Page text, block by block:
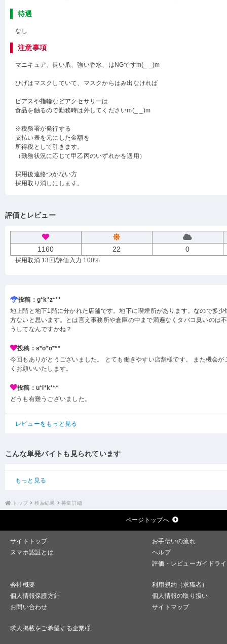
待遇
なし
注意事項
マニキュア、長い爪、強い香水、はNGですm(_ _)m
ひげはマスクしていて、マスクからはみ出なければ
ピアスや指輪などアクセサリーは
食品を触るので勤務時は外してくださいm(_ _)m
※税務署が発行する
支払い表を元にした金額を
所得税として引きます。
（勤務状況に応じて甲乙丙のいずれかを適用）
採用後連絡つかない方
採用取り消しにします。
評価とレビュー
1160 22 0
採用取消 13回/評価入力 100%
投稿：g*k*z***
地上階と地下1階に分かれた店舗です。地下に喫煙所があります。なので多
方ないと思います。とは言え事務所や倉庫の中まで満遍なくタバコ臭いのは
うしてなんですかね？
投稿：s*o*o***
今回もありがとうございました。 とても働きやすい店舗様です。 また機会が
くお願いいたします。
投稿：u*i*k***
どうも有難うございました。
レビューをもっと見る
こんな単発バイトも見られています
もっと見る
トップ 検索結果 募集詳細
ページトップへ
サイトトップ
お手伝いの流れ
スマホ認証とは
ヘルプ
評価・レビューガイドラ
会社概要
利用規約（求職者）
個人情報保護方針
個人情報の取り扱い
お問い合わせ
サイトマップ
求人掲載をご希望する企業様